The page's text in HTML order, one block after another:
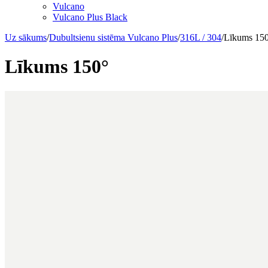
Vulcano
Vulcano Plus Black
Uz sākums/Dubultsienu sistēma Vulcano Plus/316L / 304/Līkums
Līkums 150°